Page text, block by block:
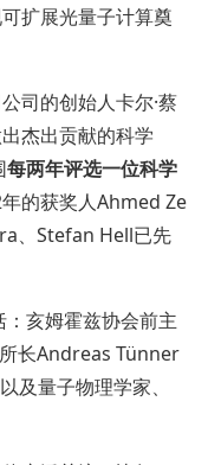
扩展光量子计算奠
司的创始人卡尔·蔡
杰出贡献的科学
每两年评选一位科学
的获奖人Ahmed Ze
、Stefan Hell已先
亥姆霍兹协会前主
长Andreas Tünner
量子物理学家、